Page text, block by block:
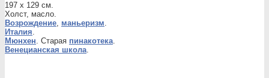
197 x 129 см.
Холст, масло.
Возрождение, маньеризм.
Италия.
Мюнхен. Старая пинакотека.
Венецианская школа.